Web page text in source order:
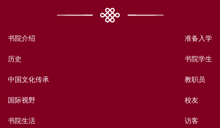
书院介绍
历史
中国文化传承
国际视野
书院生活
准备入学
书院学生
教职员
校友
访客